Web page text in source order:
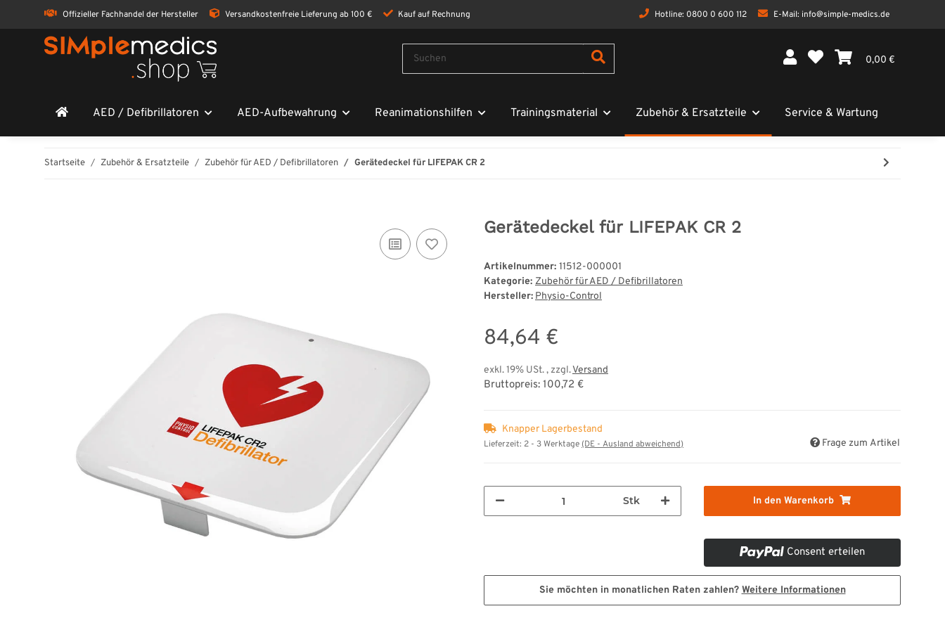
Offizieller Fachhandel der Hersteller Versandkostenfreie Lieferung ab 100 € Kauf auf Rechnung Hotline: 0800 0 600 112 E-Mail: info@simple-medics.de
0,00 €
AED / Defibrillatoren AED-Aufbewahrung Reanimationshilfen Trainingsmaterial Zubehör & Ersatzteile Service & Wartung
Startseite Zubehör & Ersatzteile Zubehör für AED / Defibrillatoren Gerätedeckel für LIFEPAK CR 2
Gerätedeckel für LIFEPAK CR 2
Artikelnummer: 11512-000001
Kategorie: Zubehör für AED / Defibrillatoren
Hersteller: Physio-Control
84,64 €
exkl. 19% USt. , zzgl.Versand
Bruttopreis: 100,72 €
Knapper Lagerbestand
Lieferzeit: 2 - 3 Werktage (DE - Ausland abweichend) Frage zum Artikel
Stk In den Warenkorb
Consent erteilen
Sie möchten in monatlichen Raten zahlen? Weitere Informationen